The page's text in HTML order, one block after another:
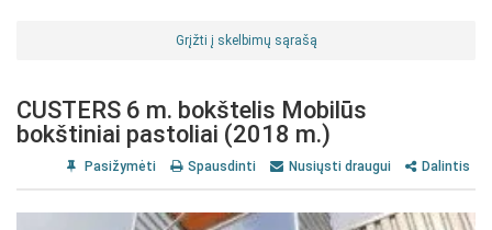
Grįžti į skelbimų sąrašą
CUSTERS 6 m. bokštelis Mobilūs
bokštiniai pastoliai (2018 m.)
Pasižymėti Spausdinti Nusiųsti draugui Dalintis